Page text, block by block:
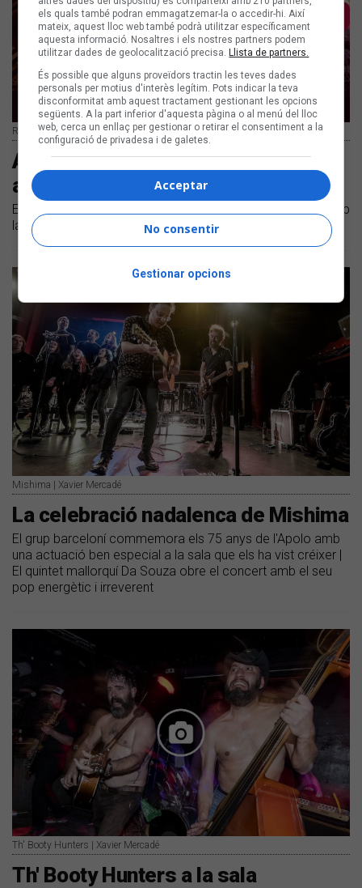
Rabadàb | Arxiu del grup
Aquest Nadal dringa sense parar
amb Radabàb
El conjunt s'uneix per fer ballar nadales a ritme jamaicà amb
la cançó "El Trineu"
Mishima | Xavier Mercadé
La celebració nadalenca de Mishima
El grup barceloní commemora els 75 anys de l'Apolo amb
una actuació ben especial a la sala que els ha vist créixer |
El quintet mallorquí Da Souza obre el concert amb el seu
pop energètic i irreverent
Th' Booty Hunters | Xavier Mercadé
Th' Booty Hunters a la sala
els quals també podran emmagatzemar-la o accedir-hi. Així
mateix, aquest lloc web també podrà utilitzar específicament
aquesta informació. Nosaltres i els nostres partners podem
utilitzar dades de geolocalització precisa. Llista de partners.
És possible que alguns proveïdors tractin les teves dades
personals per motius d'interès legítim. Pots indicar la teva
disconformitat amb aquest tractament gestionant les opcions
següents. A la part inferior d'aquesta pàgina o al menú del lloc
web, cerca un enllaç per gestionar o retirar el consentiment a la
configuració de privadesa i de galetes.
Acceptar
No consentir
Gestionar opcions